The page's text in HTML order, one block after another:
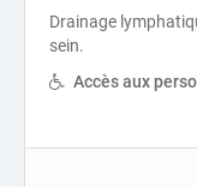
Drainage
sein.
Accès aux